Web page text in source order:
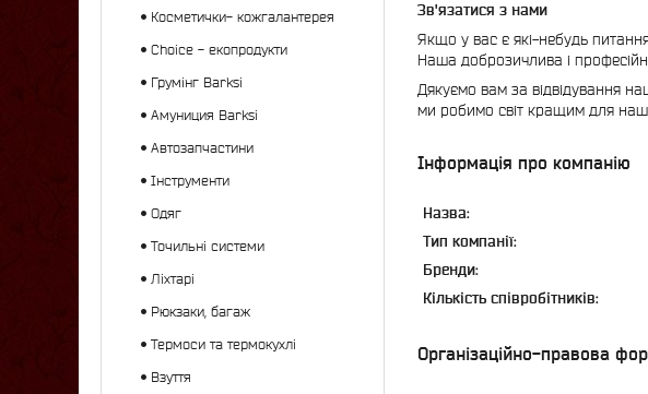
Зв'язатися з нами
Якщо у вас є які-небудь
Наша доброзичлива і
Дякуємо вам за відвідування
ми робимо світ кращим для
Інформація про компанію
Назва:
Тип компанії:
Бренди:
Кількість співробітників:
Організаційно-правова
Косметички- кожгалантерея
Choice - екопродукти
Грумінг Barksi
Амуниция Barksi
Автозапчастини
Інструменти
Одяг
Точильні системи
Ліхтарі
Рюкзаки, багаж
Термоси та термокухлі
Взуття